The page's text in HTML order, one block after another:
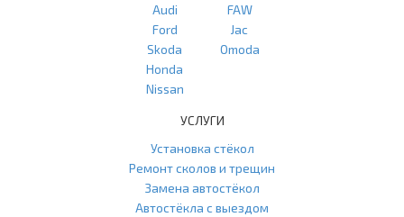
Audi
Ford
Skoda
Honda
Nissan
FAW
Jac
Omoda
УСЛУГИ
Установка стёкол
Ремонт сколов и трещин
Замена автостёкол
Автостёкла с выездом